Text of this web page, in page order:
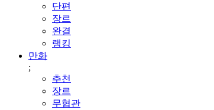
단편
장르
완결
랭킹
만화
;
추천
장르
무협관